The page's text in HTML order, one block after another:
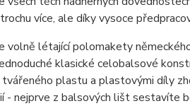
více, ale díky vysoce
volně létající polomakety
klasické celobalsové
tvářeného plastu a plastovými díly
- nejprve z balsových lišt sestavíte